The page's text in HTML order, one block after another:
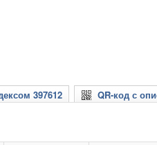
397612 QR-код с